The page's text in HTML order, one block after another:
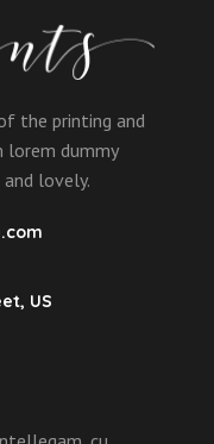
the printing and
lorem dummy
lovely.
US